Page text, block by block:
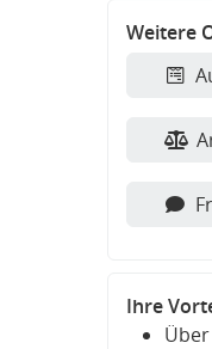
Weitere
Ihre